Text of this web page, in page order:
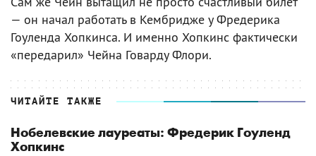
— он начал работать в Кембридже у Фредерика
Гоуленда Хопкинса. И именно Хопкинс фактически
«передарил» Чейна Говарду Флори.
ЧИТАЙТЕ ТАКЖЕ
Нобелевские лауреаты: Фредерик Гоуленд
Хопкинс